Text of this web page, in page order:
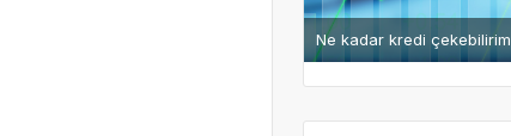
Ne kadar kredi çekebilirim